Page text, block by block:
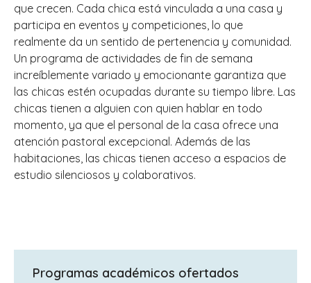
que crecen. Cada chica está vinculada a una casa y
participa en eventos y competiciones, lo que
realmente da un sentido de pertenencia y comunidad.
Un programa de actividades de fin de semana
increíblemente variado y emocionante garantiza que
las chicas estén ocupadas durante su tiempo libre. Las
chicas tienen a alguien con quien hablar en todo
momento, ya que el personal de la casa ofrece una
atención pastoral excepcional. Además de las
habitaciones, las chicas tienen acceso a espacios de
estudio silenciosos y colaborativos.
Programas académicos ofertados